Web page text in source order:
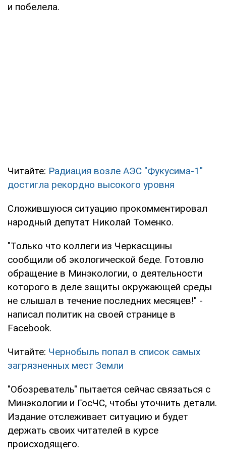
и побелела.
Читайте: Радиация возле АЭС "Фукусима-1"
достигла рекордно высокого уровня
Сложившуюся ситуацию прокомментировал
народный депутат Николай Томенко.
"Только что коллеги из Черкасщины
сообщили об экологической беде. Готовлю
обращение в Минэкологии, о деятельности
которого в деле защиты окружающей среды
не слышал в течение последних месяцев!" -
написал политик на своей странице в
Facebook.
Читайте: Чернобыль попал в список самых
загрязненных мест Земли
"Обозреватель" пытается сейчас связаться с
Минэкологии и ГосЧС, чтобы уточнить детали.
Издание отслеживает ситуацию и будет
держать своих читателей в курсе
происходящего.